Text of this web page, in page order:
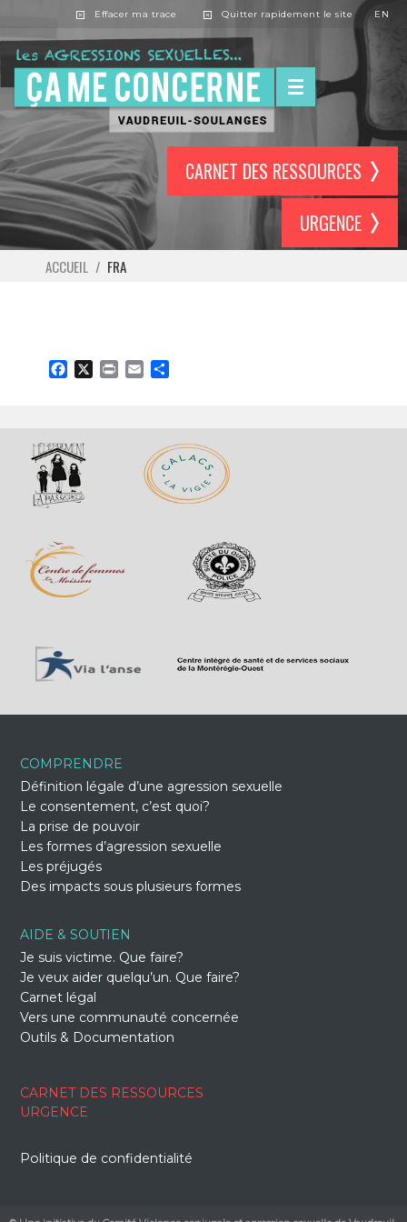
Quitter rapidement le site
Effacer ma trace EN
CARNET DES RESSOURCES
URGENCE
ACCUEIL / FRA
FacebookPrint Email
COMPRENDRE
Définition légale d’une agression sexuelle
Le consentement, c’est quoi?
La prise de pouvoir
Les formes d’agression sexuelle
Les préjugés
Des impacts sous plusieurs formes
AIDE & SOUTIEN
Je suis victime. Que faire?
Je veux aider quelqu’un. Que faire?
Carnet légal
Vers une communauté concernée
Outils & Documentation
CARNET DES RESSOURCES
URGENCE
Politique de confidentialité